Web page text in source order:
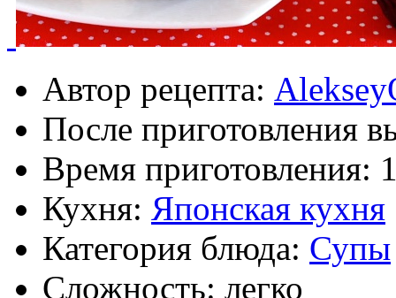
Автор рецепта:
После приготовления
Время приготовления:
Кухня: Японская кухня
Категория блюда: Супы
Сложность: легко